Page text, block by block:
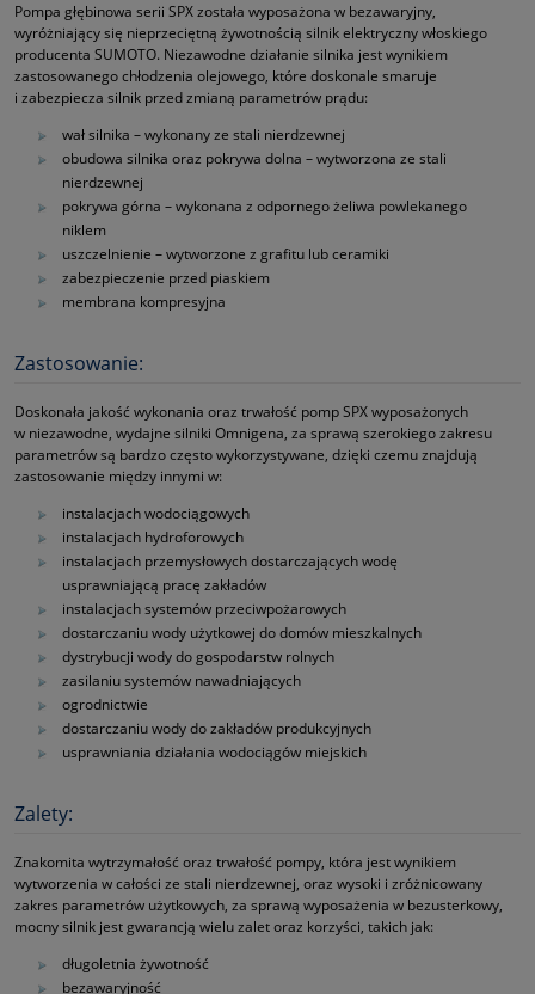
Pompa głębinowa serii SPX została wyposażona w bezawaryjny,
wyróżniający się nieprzeciętną żywotnością silnik elektryczny włoskiego
producenta SUMOTO. Niezawodne działanie silnika jest wynikiem
zastosowanego chłodzenia olejowego, które doskonale smaruje
i zabezpiecza silnik przed zmianą parametrów prądu:
wał silnika – wykonany ze stali nierdzewnej
obudowa silnika oraz pokrywa dolna – wytworzona ze stali
nierdzewnej
pokrywa górna – wykonana z odpornego żeliwa powlekanego
niklem
uszczelnienie – wytworzone z grafitu lub ceramiki
zabezpieczenie przed piaskiem
membrana kompresyjna
Zastosowanie:
Doskonała jakość wykonania oraz trwałość pomp SPX wyposażonych
w niezawodne, wydajne silniki Omnigena, za sprawą szerokiego zakresu
parametrów są bardzo często wykorzystywane, dzięki czemu znajdują
zastosowanie między innymi w:
instalacjach wodociągowych
instalacjach hydroforowych
instalacjach przemysłowych dostarczających wodę
usprawniającą pracę zakładów
instalacjach systemów przeciwpożarowych
dostarczaniu wody użytkowej do domów mieszkalnych
dystrybucji wody do gospodarstw rolnych
zasilaniu systemów nawadniających
ogrodnictwie
dostarczaniu wody do zakładów produkcyjnych
usprawniania działania wodociągów miejskich
Zalety:
Znakomita wytrzymałość oraz trwałość pompy, która jest wynikiem
wytworzenia w całości ze stali nierdzewnej, oraz wysoki i zróżnicowany
zakres parametrów użytkowych, za sprawą wyposażenia w bezusterkowy,
mocny silnik jest gwarancją wielu zalet oraz korzyści, takich jak:
długoletnia żywotność
bezawaryjność